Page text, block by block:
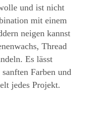
und ist nicht
mit einem
neigen kannst
Thread
Es lässt
Farben und
jedes Projekt.